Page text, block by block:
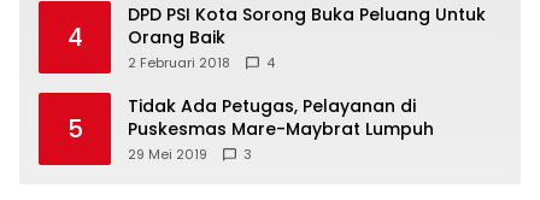
4
DPD PSI Kota Sorong Buka Peluang Untuk
Orang Baik
2 Februari 2018 4
5
Tidak Ada Petugas, Pelayanan di
Puskesmas Mare-Maybrat Lumpuh
29 Mei 2019 3